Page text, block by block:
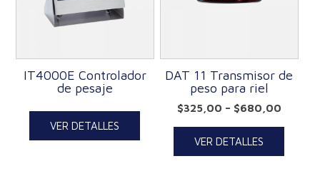
IT4000E Controlador
de pesaje
VER DETALLES
DAT 11 Transmisor de
peso para riel
$325,00 – $680,00
VER DETALLES